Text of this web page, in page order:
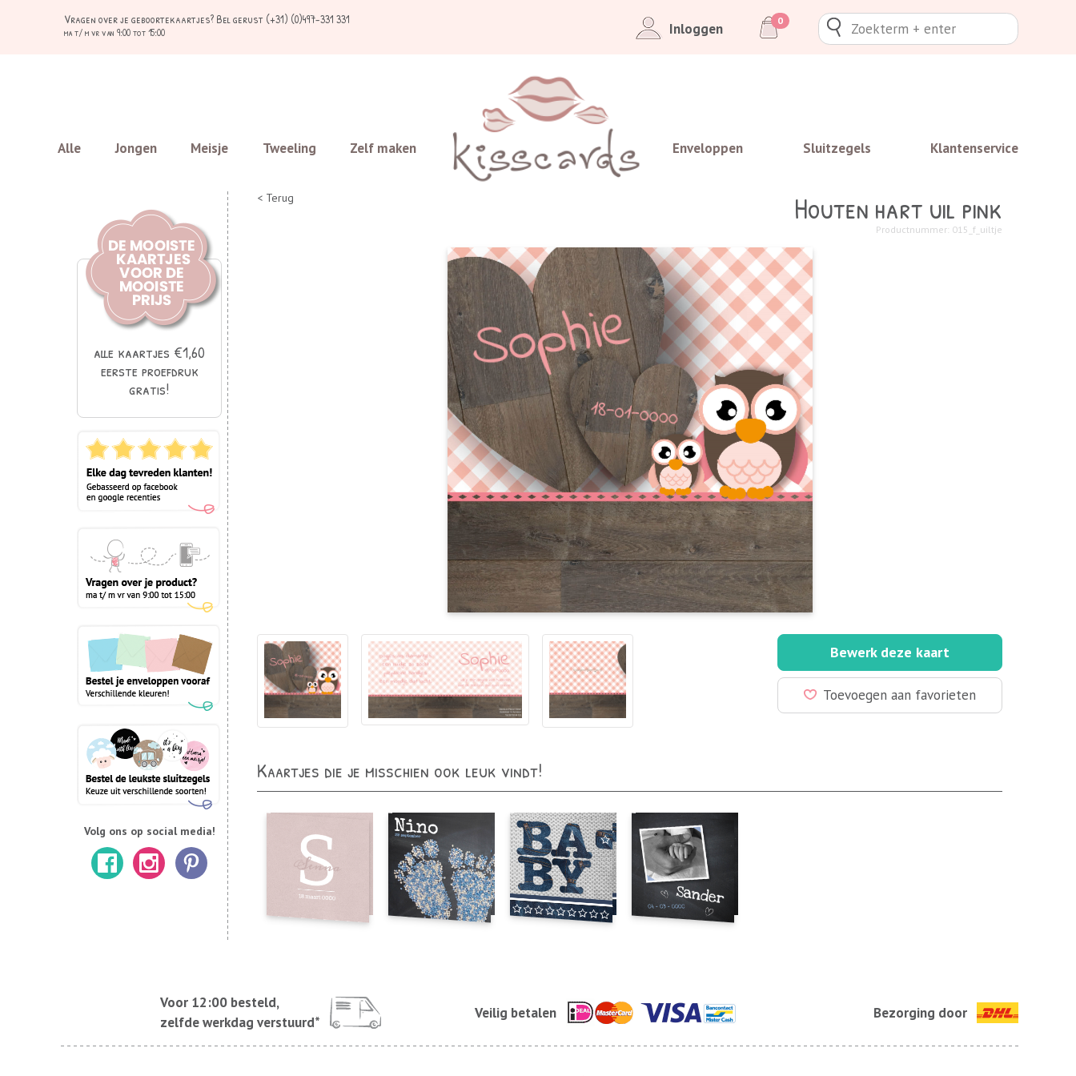
Vragen over je geboortekaartjes? Bel gerust (+31) (0)497-331 331
ma t/ m vr van 9:00 tot 15:00 Inloggen 0
Alle Jongen Meisje Tweeling Zelf maken Enveloppen Sluitzegels Klantenservice
alle kaartjes €1,60
eerste proefdruk
gratis!
Volg ons op social media!
< Terug Houten hart uil pink
Productnummer: 015_f_uiltje
Bewerk deze kaart
Toevoegen aan favorieten
Kaartjes die je misschien ook leuk vindt!
Voor 12:00 besteld,
zelfde werkdag verstuurd*
Veilig betalen Bezorging door